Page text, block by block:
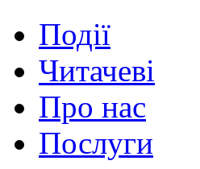
Події
Читачеві
Про нас
Послуги